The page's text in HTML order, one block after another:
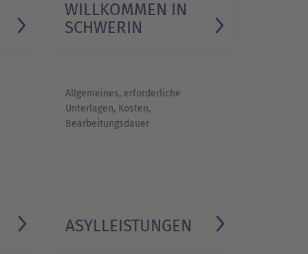
WILLKOMMEN IN
SCHWERIN
ASYLLEISTUNGEN
Allgemeines, erforderliche
Unterlagen, Kosten,
Bearbeitungsdauer